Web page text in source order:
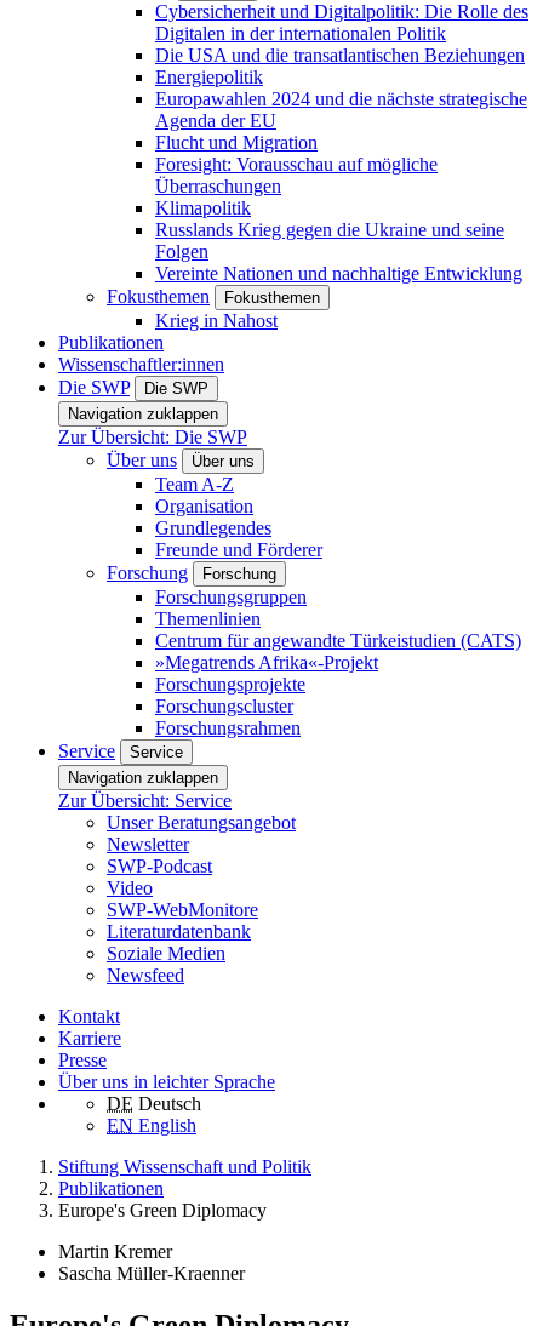
Cybersicherheit und Digitalpolitik: Die Rolle des
Digitalen in der internationalen Politik
Die USA und die transatlantischen Beziehungen
Energiepolitik
Europawahlen 2024 und die nächste strategische
Agenda der EU
Flucht und Migration
Foresight: Vorausschau auf mögliche
Überraschungen
Klimapolitik
Russlands Krieg gegen die Ukraine und seine
Folgen
Vereinte Nationen und nachhaltige Entwicklung
Fokusthemen
Fokusthemen
Krieg in Nahost
Publikationen
Wissenschaftler:innen
Die SWP
Die SWP
Navigation zuklappen
Zur Übersicht: Die SWP
Über uns
Über uns
Team A-Z
Organisation
Grundlegendes
Freunde und Förderer
Forschung
Forschung
Forschungsgruppen
Themenlinien
Centrum für angewandte Türkeistudien (CATS)
»Megatrends Afrika«-Projekt
Forschungsprojekte
Forschungscluster
Forschungsrahmen
Service
Service
Navigation zuklappen
Zur Übersicht: Service
Unser Beratungsangebot
Newsletter
SWP-Podcast
Video
SWP-WebMonitore
Literaturdatenbank
Soziale Medien
Newsfeed
Kontakt
Karriere
Presse
Über uns in leichter Sprache
DE Deutsch
EN English
Stiftung Wissenschaft und Politik
Publikationen
Europe's Green Diplomacy
Martin Kremer
Sascha Müller-Kraenner